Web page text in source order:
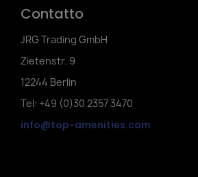
Contatto
JRG Trading GmbH
Zietenstr. 9
12244 Berlin
Tel: +49 (0)30 2357 3470
info@top-amenities.com